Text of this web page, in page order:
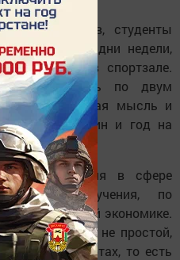
студенты
учиться все дни недели,
занятия в спортзале.
готовить по двум
и исламская мысль и
дисциплин и год на
знания в сфере
вероучения, по
по исламской экономике.
- вопрос тоже не простой,
в экспертах, то есть